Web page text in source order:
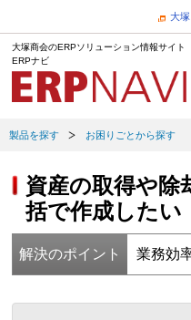
大
大塚商会のERPソリューション情報サイト
ERPナビ
製品を探す お困りごとから探す
資産の取得や除
括で作成したい
解決のポイント 業務効